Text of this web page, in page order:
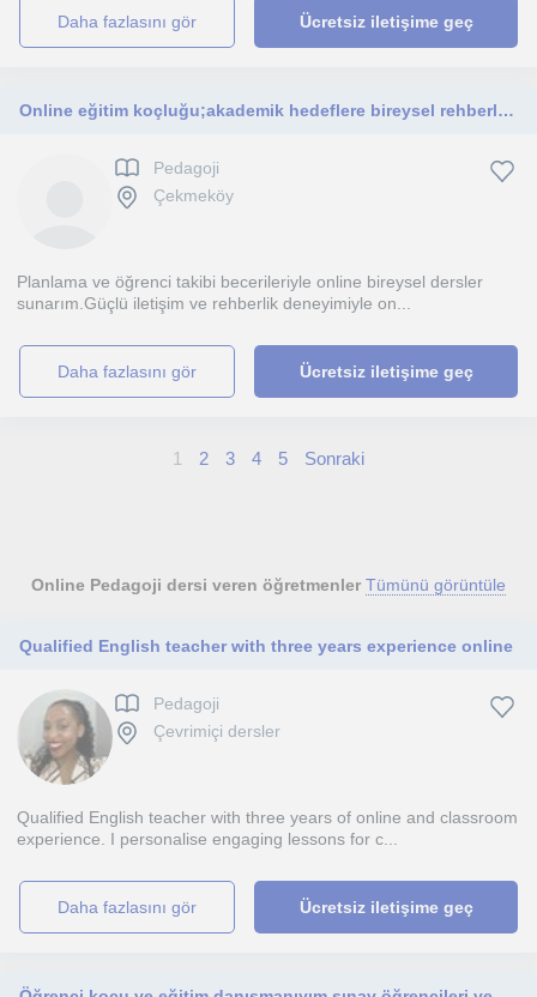
daha fazlasını gör Ücretsiz iletişime geç
Online eğitim koçluğu;akademik hedeflere bireysel rehberlik isteyen kişilere
Pedagoji
Çekmeköy
Planlama ve öğrenci takibi becerileriyle online bireysel dersler
sunarım.Güçlü iletişim ve rehberlik deneyimiyle on...
daha fazlasını gör Ücretsiz iletişime geç
1 2 3 4 5 Sonraki
Online Pedagoji dersi veren öğretmenler Tümünü görüntüle
Qualified English teacher with three years experience online
Pedagoji
Çevrimiçi dersler
Qualified English teacher with three years of online and classroom
experience. I personalise engaging lessons for c...
daha fazlasını gör Ücretsiz iletişime geç